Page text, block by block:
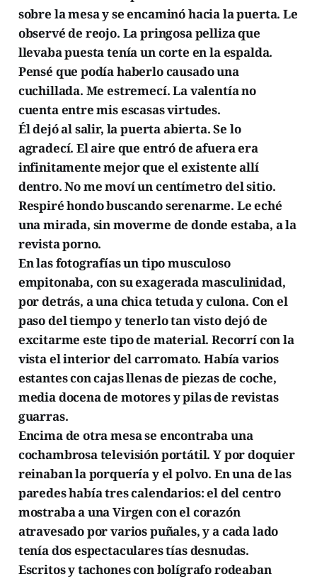
sobre la mesa y se encaminó hacia la puerta. Le
observé de reojo. La pringosa pelliza que
llevaba puesta tenía un corte en la espalda.
Pensé que podía haberlo causado una
cuchillada. Me estremecí. La valentía no
cuenta entre mis escasas virtudes.
Él dejó al salir, la puerta abierta. Se lo
agradecí. El aire que entró de afuera era
infinitamente mejor que el existente allí
dentro. No me moví un centímetro del sitio.
Respiré hondo buscando serenarme. Le eché
una mirada, sin moverme de donde estaba, a la
revista porno.
En las fotografías un tipo musculoso
empitonaba, con su exagerada masculinidad,
por detrás, a una chica tetuda y culona. Con el
paso del tiempo y tenerlo tan visto dejó de
excitarme este tipo de material. Recorrí con la
vista el interior del carromato. Había varios
estantes con cajas llenas de piezas de coche,
media docena de motores y pilas de revistas
guarras.
Encima de otra mesa se encontraba una
cochambrosa televisión portátil. Y por doquier
reinaban la porquería y el polvo. En una de las
paredes había tres calendarios: el del centro
mostraba a una Virgen con el corazón
atravesado por varios puñales, y a cada lado
tenía dos espectaculares tías desnudas.
Escritos y tachones con bolígrafo rodeaban